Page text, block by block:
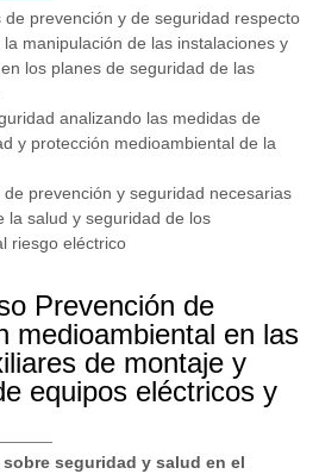
de prevención y de seguridad respecto
manipulación de las instalaciones y
los planes de seguridad de las
analizando las medidas de
y protección medioambiental de la
prevención y seguridad necesarias
la salud y seguridad de los
riesgo eléctrico
Prevención de
medioambiental en las
de montaje y
equipos eléctricos y
seguridad y salud en el